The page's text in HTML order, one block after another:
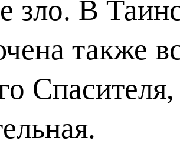
зло. В
также